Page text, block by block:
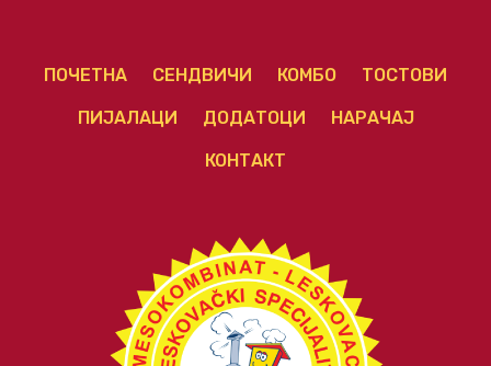
ПОЧЕТНА СЕНДВИЧИ КОМБО ТОСТОВИ
ПИЈАЛАЦИ ДОДАТОЦИ НАРАЧАЈ
КОНТАКТ